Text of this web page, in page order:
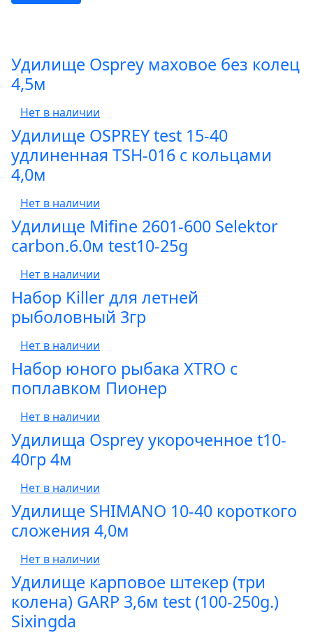
Удилище Osprey маховое без колец
4,5м
Нет в наличии
Удилище OSPREY test 15-40
удлиненная TSH-016 с кольцами
4,0м
Нет в наличии
Удилище Mifine 2601-600 Selektor
carbon.6.0м test10-25g
Нет в наличии
Набор Killer для летней
рыболовный 3гр
Нет в наличии
Набор юного рыбака XTRO с
поплавком Пионер
Нет в наличии
Удилища Osprey укороченное t10-
40гр 4м
Нет в наличии
Удилище SHIMANO 10-40 короткого
сложения 4,0м
Нет в наличии
Удилище карповое штекер (три
колена) GARP 3,6м test (100-250g.)
Sixingda